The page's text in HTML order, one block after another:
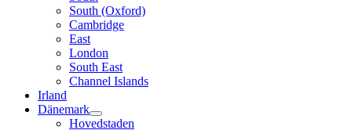
South (Oxford)
Cambridge
East
London
South East
Channel Islands
Irland
Dänemark
Hovedstaden